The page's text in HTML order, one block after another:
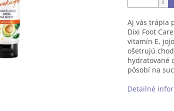
Aj vás trápia
Dixi Foot
vitamín E,
ošetrujú
hydratované
pôsobí na
Detailné